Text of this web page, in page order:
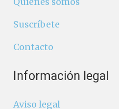
Suscríbete
Contacto
Información legal
Aviso legal